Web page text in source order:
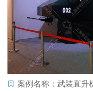
案例名称：武装直升